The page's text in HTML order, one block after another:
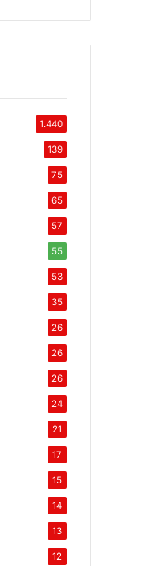
1.440
139
75
65
57
55
53
35
26
26
26
24
21
17
15
14
13
12